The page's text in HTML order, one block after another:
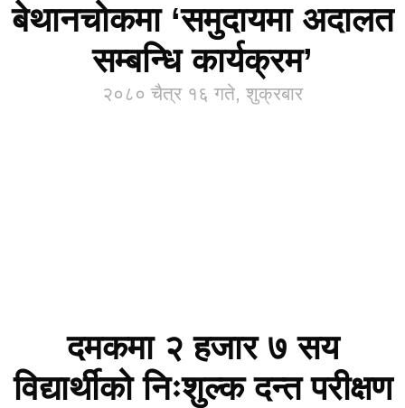
बेथानचोकमा ‘समुदायमा अदालत
सम्बन्धि कार्यक्रम’
२०८० चैत्र १६ गते, शुक्रबार
दमकमा २ हजार ७ सय
विद्यार्थीको निःशुल्क दन्त परीक्षण